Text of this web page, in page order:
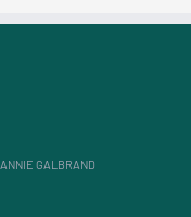
GALBRAND